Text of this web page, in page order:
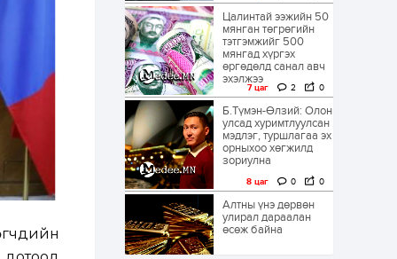
Цалинтай ээжийн 50
мянган төгрөгийн
тэтгэмжийг 500
мянгад хүргэх
өргөдөлд санал авч
эхэлжээ
7 цаг 2 0
Б.Түмэн-Өлзий: Олон
улсад хуримтлуулсан
мэдлэг, туршлагаа эх
орныхоо хөгжилд
зориулна
8 цаг 0 0
Алтны үнэ дөрвөн
улирал дараалан
өсөж байна